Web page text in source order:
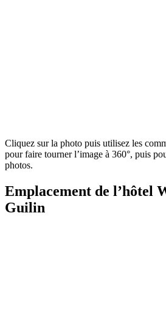
Cliquez sur la photo puis utilisez les
pour faire tourner l’image à 360°, puis
photos.
Emplacement de l’hôtel
Guilin